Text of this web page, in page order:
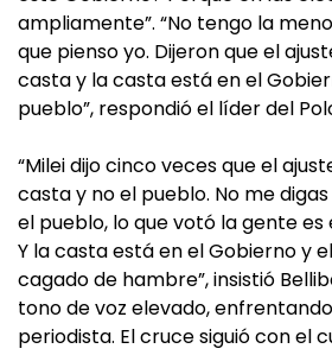
ampliamente”. “No tengo la
que pienso yo. Dijeron que el
casta y la casta está en el
pueblo”, respondió el líder del
“Milei dijo cinco veces que el
casta y no el pueblo. No me
el pueblo, lo que votó la gente es
Y la casta está en el Gobierno y
cagado de hambre”, insistió
tono de voz elevado,
periodista. El cruce siguió con el